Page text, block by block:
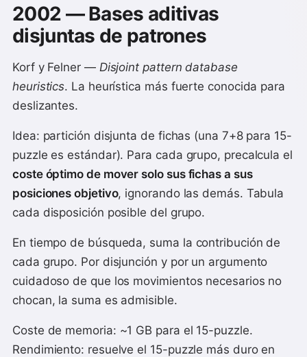
2002 — Bases aditivas
disjuntas de patrones
Korf y Felner — Disjoint pattern database
heuristics. La heurística más fuerte conocida para
deslizantes.
Idea: partición disjunta de fichas (una 7+8 para 15-
puzzle es estándar). Para cada grupo, precalcula el
coste óptimo de mover solo sus fichas a sus
posiciones objetivo, ignorando las demás. Tabula
cada disposición posible del grupo.
En tiempo de búsqueda, suma la contribución de
cada grupo. Por disjunción y por un argumento
cuidadoso de que los movimientos necesarios no
chocan, la suma es admisible.
Coste de memoria: ~1 GB para el 15-puzzle.
Rendimiento: resuelve el 15-puzzle más duro en